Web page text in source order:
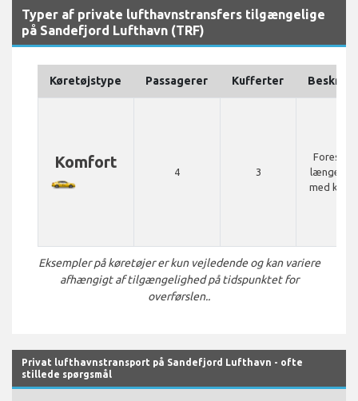
Typer af private lufthavnstransfers tilgængelige
på Sandefjord Lufthavn (TRF)
Køretøjstype Passagerer Kufferter
Komfort
4 3
længere
med
Eksempler på køretøjer er kun vejledende og kan variere
afhængigt af tilgængelighed på tidspunktet for
overførslen..
Privat lufthavnstransport på Sandefjord Lufthavn - ofte
stillede spørgsmål